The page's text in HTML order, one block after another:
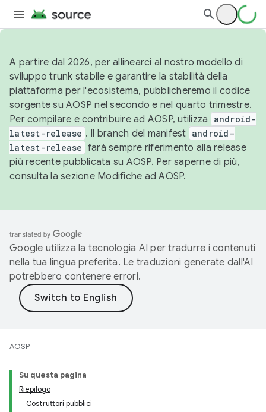
A partire dal 2026, per allinearci al nostro modello di
sviluppo trunk stabile e garantire la stabilità della
piattaforma per l'ecosistema, pubblicheremo il codice
sorgente su AOSP nel secondo e nel quarto trimestre.
Per compilare e contribuire ad AOSP, utilizza
android-
latest-release . Il branch del manifest android-
latest-release farà sempre riferimento alla release
più recente pubblicata su AOSP. Per saperne di più,
consulta la sezione Modifiche ad AOSP.
Google utilizza la tecnologia AI per tradurre i contenuti
nella tua lingua preferita. Le traduzioni generate dall'AI
potrebbero contenere errori.
AOSP
Su questa pagina
Riepilogo
Costruttori pubblici